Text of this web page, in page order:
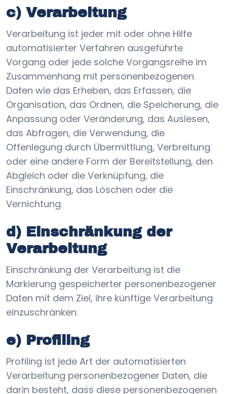
c) Verarbeitung
Verarbeitung ist jeder mit oder ohne Hilfe
automatisierter Verfahren ausgeführte
Vorgang oder jede solche Vorgangsreihe im
Zusammenhang mit personenbezogenen
Daten wie das Erheben, das Erfassen, die
Organisation, das Ordnen, die Speicherung, die
Anpassung oder Veränderung, das Auslesen,
das Abfragen, die Verwendung, die
Offenlegung durch Übermittlung, Verbreitung
oder eine andere Form der Bereitstellung, den
Abgleich oder die Verknüpfung, die
Einschränkung, das Löschen oder die
Vernichtung.
d) Einschränkung der
Verarbeitung
Einschränkung der Verarbeitung ist die
Markierung gespeicherter personenbezogener
Daten mit dem Ziel, ihre künftige Verarbeitung
einzuschränken.
e) Profiling
Profiling ist jede Art der automatisierten
Verarbeitung personenbezogener Daten, die
darin besteht, dass diese personenbezogenen